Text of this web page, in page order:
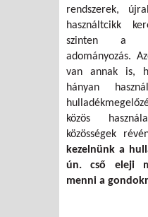
rendszerek,
használtcikk
szinten a
adományozás.
van annak is,
hányan
közös
közösségek
kezelnünk a
ún. cső eleji
menni a